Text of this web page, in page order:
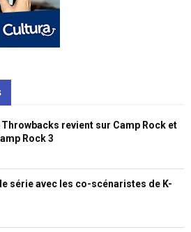
revient sur Camp Rock et
Rock 3
série avec les co-scénaristes de K-